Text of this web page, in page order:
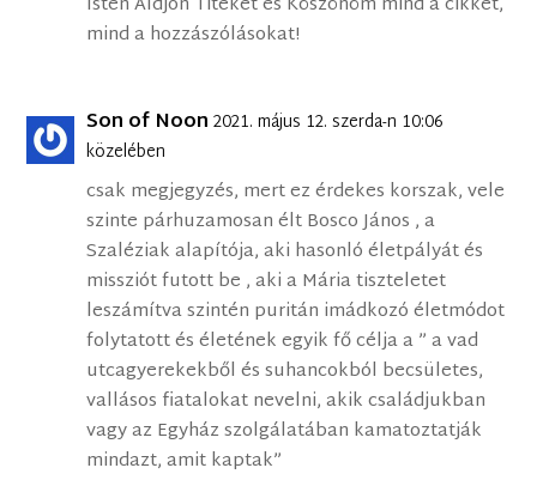
mind a hozzászólásokat!
Son of Noon 2021. május 12. szerda-n 10:06
közelében
csak megjegyzés, mert ez érdekes korszak, vele
szinte párhuzamosan élt Bosco János , a
Szaléziak alapítója, aki hasonló életpályát és
missziót futott be , aki a Mária tiszteletet
leszámítva szintén puritán imádkozó életmódot
folytatott és életének egyik fő célja a ” a vad
utcagyerekekből és suhancokból becsületes,
vallásos fiatalokat nevelni, akik családjukban
vagy az Egyház szolgálatában kamatoztatják
mindazt, amit kaptak”